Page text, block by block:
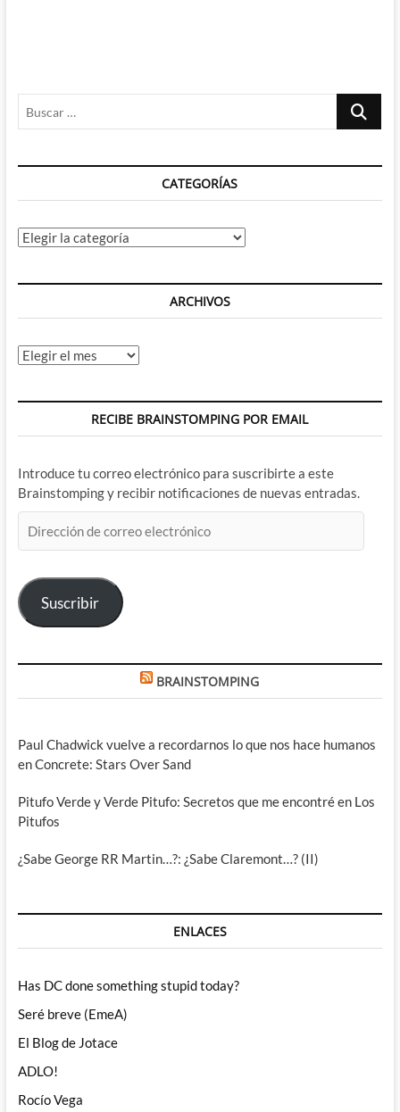
Buscar
CATEGORÍAS
Categorías
ARCHIVOS
Archivos
RECIBE BRAINSTOMPING POR EMAIL
Introduce tu correo electrónico para suscribirte a este
Brainstomping y recibir notificaciones de nuevas entradas.
de
electrónico
Suscribir
BRAINSTOMPING
Paul Chadwick vuelve a recordarnos lo que nos hace humanos
en Concrete: Stars Over Sand
Pitufo Verde y Verde Pitufo: Secretos que me encontré en Los
Pitufos
¿Sabe George RR Martin…?: ¿Sabe Claremont…? (II)
ENLACES
Has DC done something stupid today?
Seré breve (EmeA)
El Blog de Jotace
ADLO!
Rocío Vega